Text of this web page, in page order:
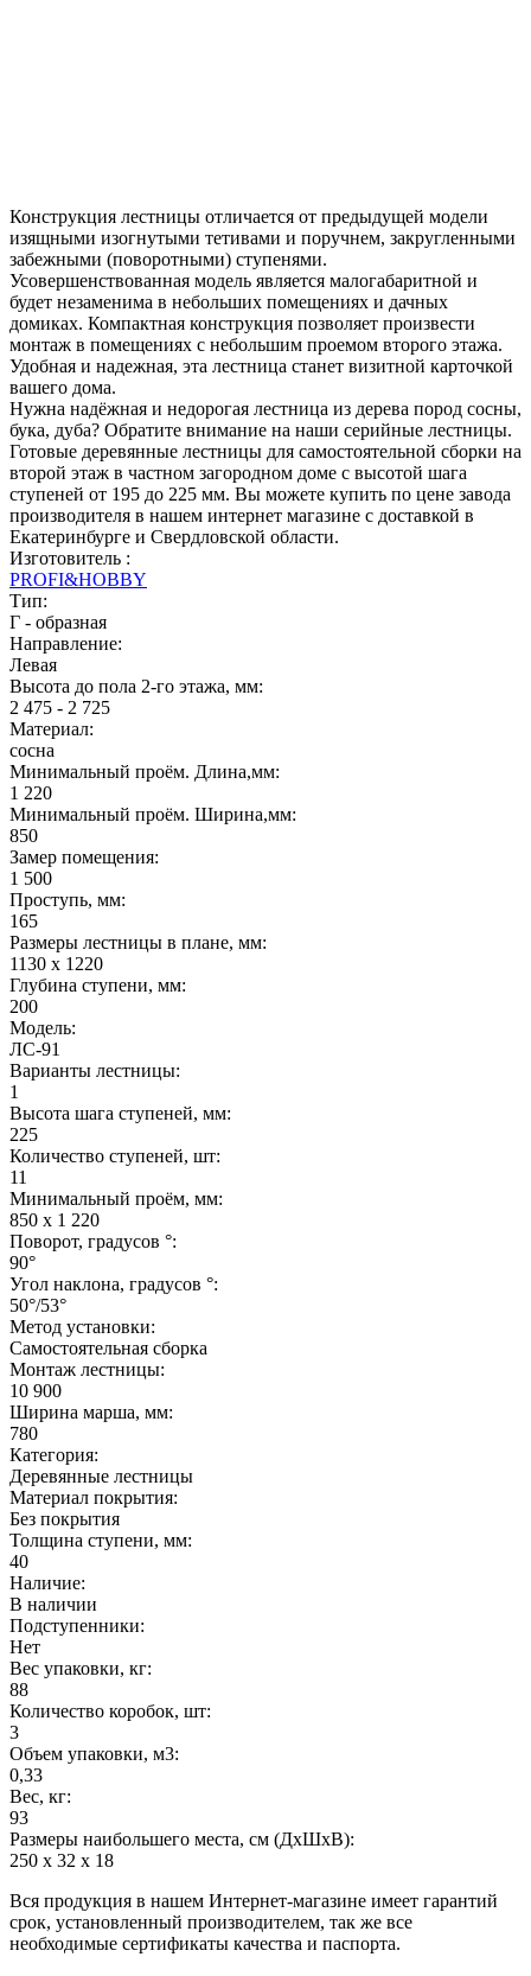
Конструкция лестницы отличается от предыдущей модели
изящными изогнутыми тетивами и поручнем, закругленными
забежными (поворотными) ступенями.
Усовершенствованная модель является малогабаритной и
будет незаменима в небольших помещениях и дачных
домиках. Компактная конструкция позволяет произвести
монтаж в помещениях с небольшим проемом второго этажа.
Удобная и надежная, эта лестница станет визитной карточкой
вашего дома.
Нужна надёжная и недорогая лестница из дерева пород сосны,
бука, дуба? Обратите внимание на наши серийные лестницы.
Готовые деревянные лестницы для самостоятельной сборки на
второй этаж в частном загородном доме с высотой шага
ступеней от 195 до 225 мм. Вы можете купить по цене завода
производителя в нашем интернет магазине с доставкой в
Екатеринбурге и Свердловской области.
Изготовитель :
PROFI&HOBBY
Тип:
Г - образная
Направление:
Левая
Высота до пола 2-го этажа, мм:
2 475 - 2 725
Материал:
сосна
Минимальный проём. Длина,мм:
1 220
Минимальный проём. Ширина,мм:
850
Замер помещения:
1 500
Проступь, мм:
165
Размеры лестницы в плане, мм:
1130 х 1220
Глубина ступени, мм:
200
Модель:
ЛС-91
Варианты лестницы:
1
Высота шага ступеней, мм:
225
Количество ступеней, шт:
11
Минимальный проём, мм:
850 х 1 220
Поворот, градусов °:
90°
Угол наклона, градусов °:
50°/53°
Метод установки:
Самостоятельная сборка
Монтаж лестницы:
10 900
Ширина марша, мм:
780
Категория:
Деревянные лестницы
Материал покрытия:
Без покрытия
Толщина ступени, мм:
40
Наличие:
В наличии
Подступенники:
Нет
Вес упаковки, кг:
88
Количество коробок, шт:
3
Объем упаковки, м3:
0,33
Вес, кг:
93
Размеры наибольшего места, см (ДхШхВ):
250 х 32 х 18
Вся продукция в нашем Интернет-магазине имеет гарантий
срок, установленный производителем, так же все
необходимые сертификаты качества и паспорта.